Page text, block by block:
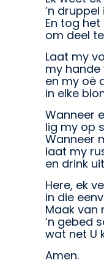
’n
En tog het
om deel
Laat my
my hande
en my oë
in elke
Wanneer
lig my op
Wanneer
laat my
en drink
Here, ek
in die
Maak van
’n gebed
wat net U
Amen.